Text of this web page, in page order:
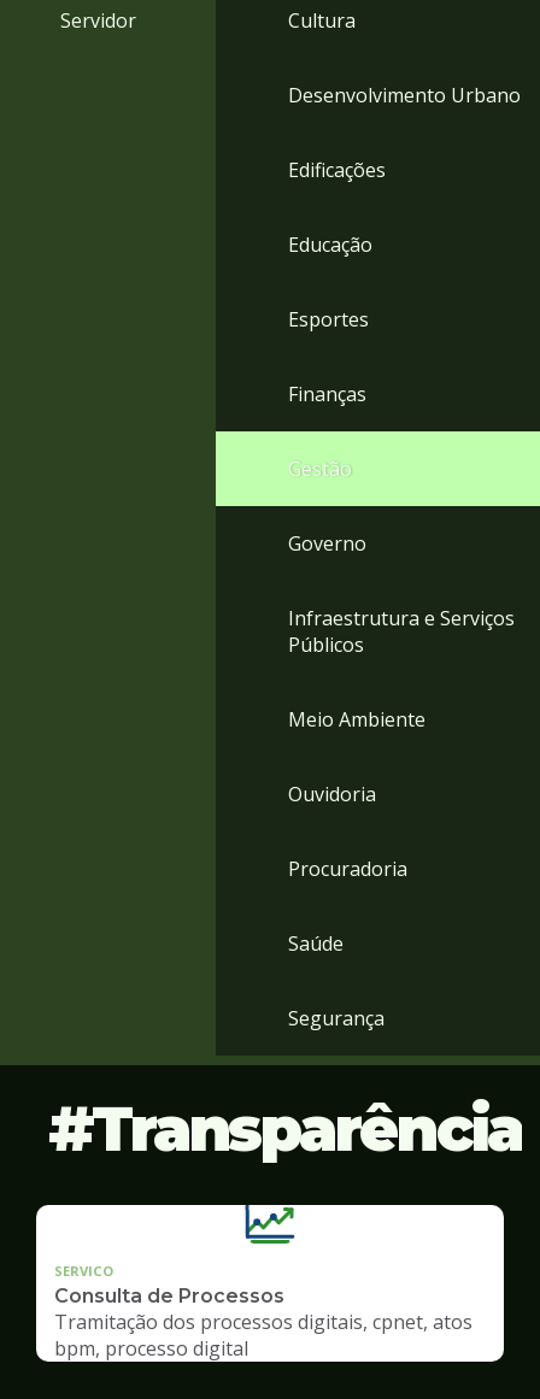
Servidor Cultura
Desenvolvimento Urbano
Edificações
Educação
Esportes
Finanças
Gestão
Governo
Infraestrutura e Serviços
Públicos
Meio Ambiente
Ouvidoria
Procuradoria
Saúde
Segurança
Transparência
SERVICO
Consulta de Processos
Tramitação dos processos digitais, cpnet, atos
bpm, processo digital